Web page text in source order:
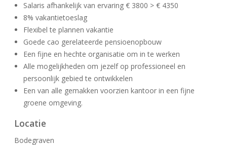
Salaris afhankelijk van ervaring € 3800 > € 4350
8% vakantietoeslag
Flexibel te plannen vakantie
Goede cao gerelateerde pensioenopbouw
Een fijne en hechte organisatie om in te werken
Alle mogelijkheden om jezelf op professioneel en
persoonlijk gebied te ontwikkelen
Een van alle gemakken voorzien kantoor in een fijne
groene omgeving.
Locatie
Bodegraven